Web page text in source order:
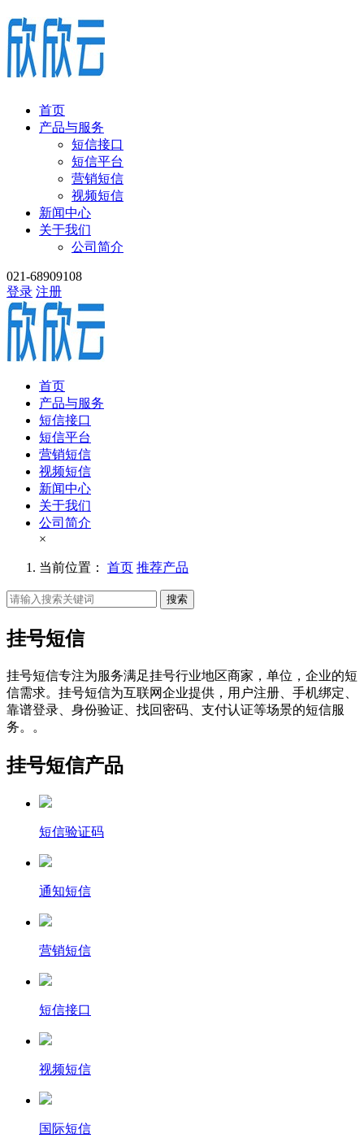
首页
产品与服务
短信接口
短信平台
营销短信
视频短信
新闻中心
关于我们
公司简介
021-68909108
登录 注册
首页
产品与服务
短信接口
短信平台
营销短信
视频短信
新闻中心
关于我们
公司简介
×
当前位置： 首页 推荐产品
搜索
挂号短信
挂号短信专注为服务满足挂号行业地区商家，单位，企业的短
信需求。挂号短信为互联网企业提供，用户注册、手机绑定、
靠谱登录、身份验证、找回密码、支付认证等场景的短信服
务。。
挂号短信产品
短信验证码
通知短信
营销短信
短信接口
视频短信
国际短信